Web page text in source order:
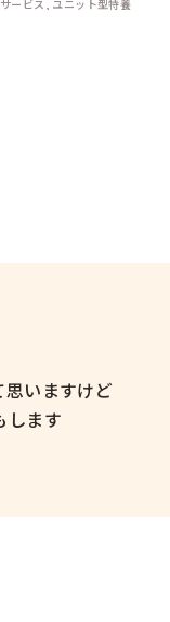
ービス, ユニット型特養
いますけど
します